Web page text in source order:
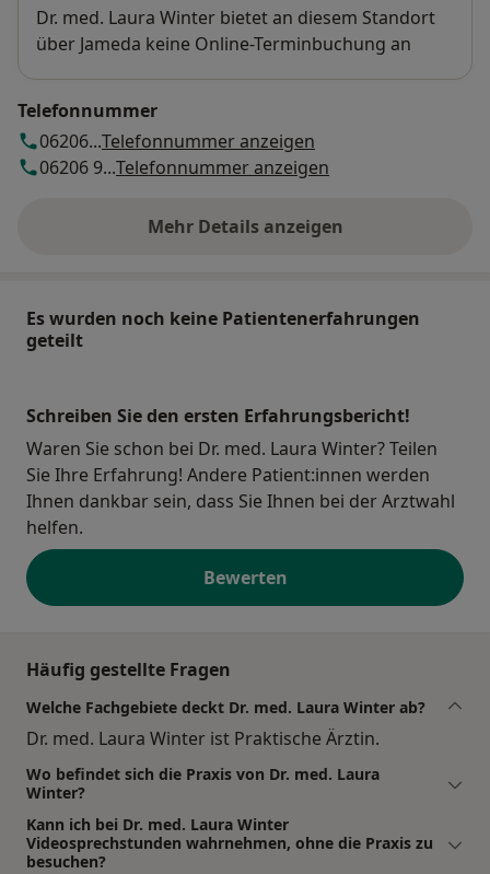
Verfügbarkeit
Dr. med. Laura Winter bietet an diesem Standort
über Jameda keine Online-Terminbuchung an
Telefonnummer
06206...Telefonnummer anzeigen
06206 9...Telefonnummer anzeigen
Mehr Details anzeigen
über die Adresse
Es wurden noch keine Patientenerfahrungen
geteilt
Schreiben Sie den ersten Erfahrungsbericht!
Waren Sie schon bei Dr. med. Laura Winter? Teilen
Sie Ihre Erfahrung! Andere Patient:innen werden
Ihnen dankbar sein, dass Sie Ihnen bei der Arztwahl
helfen.
Bewerten
Häufig gestellte Fragen
Welche Fachgebiete deckt Dr. med. Laura Winter ab?
Dr. med. Laura Winter ist Praktische Ärztin.
Wo befindet sich die Praxis von Dr. med. Laura
Winter?
Kann ich bei Dr. med. Laura Winter
Videosprechstunden wahrnehmen, ohne die Praxis zu
besuchen?